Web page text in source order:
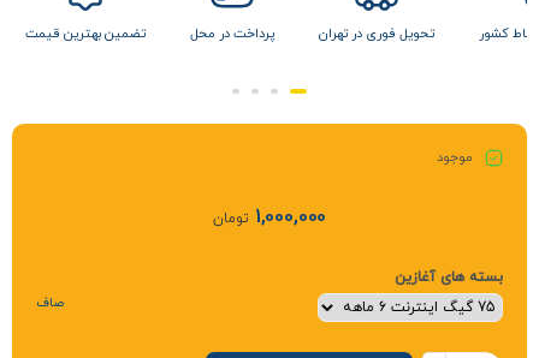
کشور تحویل فوری در تهران پرداخت در محل تضمین بهترین قیمت
موجود
1,000,000 تومان
بسته های آغازین
صاف